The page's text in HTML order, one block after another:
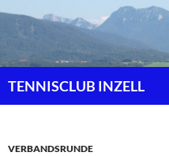
Zum
Inhalt
TENNISCLUB INZELL
VERBANDSRUNDE